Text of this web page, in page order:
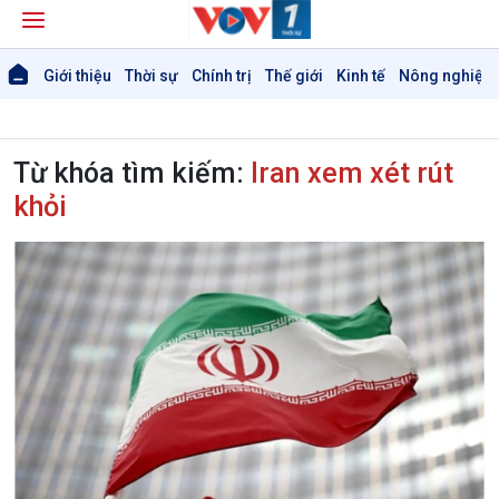
Giới thiệu Thời sự Chính trị Thế giới Kinh tế Nông nghiệp
Thời sự 6h
Thời sự 12h
Thời sự 18h
Thời sự 21h30
Bản tin
Chuyên mục
Theo dòng Thời sự
Chính trị
Thế giới
Từ khóa tìm kiếm: Iran xem xét rút
khỏi